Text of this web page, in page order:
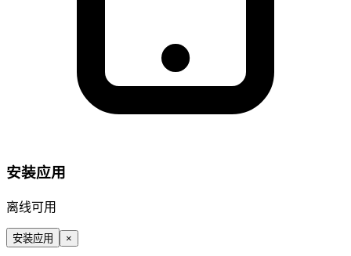
安装应用
离线可用
安装应用 ×